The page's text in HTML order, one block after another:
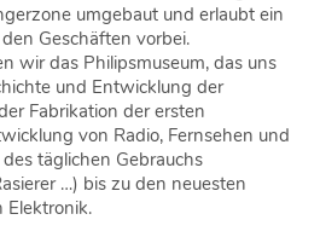
umgebaut und erlaubt ein
Geschäften vorbei.
wir das Philipsmuseum, das uns
und Entwicklung der
Fabrikation der ersten
von Radio, Fernsehen und
täglichen Gebrauchs
…) bis zu den neuesten
Elektronik.